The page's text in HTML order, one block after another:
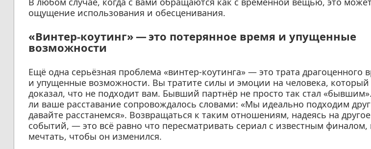
ощущение использования и обесценивания.
«Винтер-коутинг» — это потерянное время и упущенные
возможности
Ещё одна серьёзная проблема «винтер-коутинга» — это трата драгоценного
и упущенные возможности. Вы тратите силы и эмоции на человека,
доказал, что не подходит вам. Бывший партнёр не просто так стал
ли ваше расставание сопровождалось словами: «Мы идеально подходим друг
давайте расстанемся». Возвращаться к таким отношениям, надеясь на
событий, — это всё равно что пересматривать сериал с известным финалом,
мечтать, чтобы он изменился.